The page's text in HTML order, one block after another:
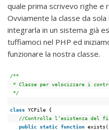
quale prima scrivevo righe e
Ovviamente la classe da
integrarla in un sistema già
tuffiamoci nel PHP ed
funzionare la nostra classe.
/**
* Classe per velocizzare i
*/
class YCFile {
//Controlla l’esistenza del
public static function exists(